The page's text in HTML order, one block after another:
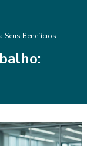
Seus Benefícios